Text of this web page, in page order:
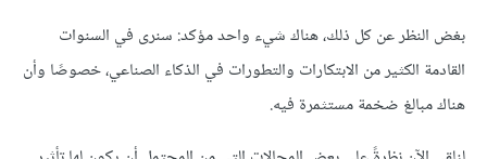
بغض النظر عن كل ذلك، هناك شيء واحد مؤكد: سنرى في السنوات
القادمة الكثير من الابتكارات والتطورات في الذكاء الصناعي، خصوصًا وأن
هناك مبالغ ضخمة مستثمرة فيه.